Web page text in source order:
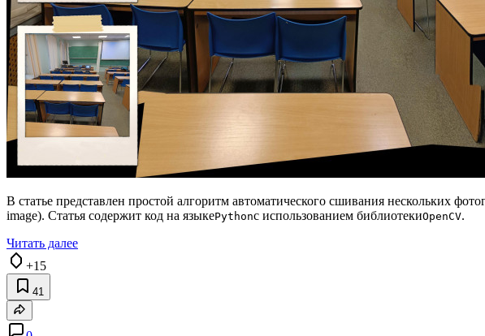
В статье представлен простой алгоритм автоматического сшивания нескольких
image). Статья содержит код на языкеPythonс использованием библиотекиOpenCV.
Читать далее
+15
41